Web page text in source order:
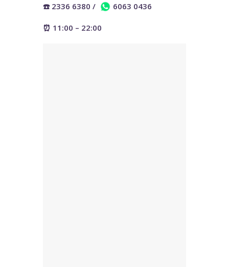
☎️ 2336 6380 / 6063 0436
⏰ 11:00 – 22:00